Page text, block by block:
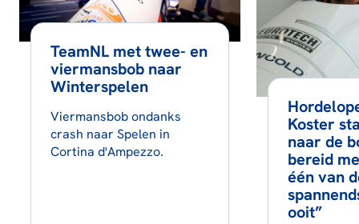
TeamNL met twee- en
viermansbob naar
Winterspelen
Viermansbob ondanks
crash naar Spelen in
Cortina d'Ampezzo.
Koster
naar de
bereid
één van
ooit”